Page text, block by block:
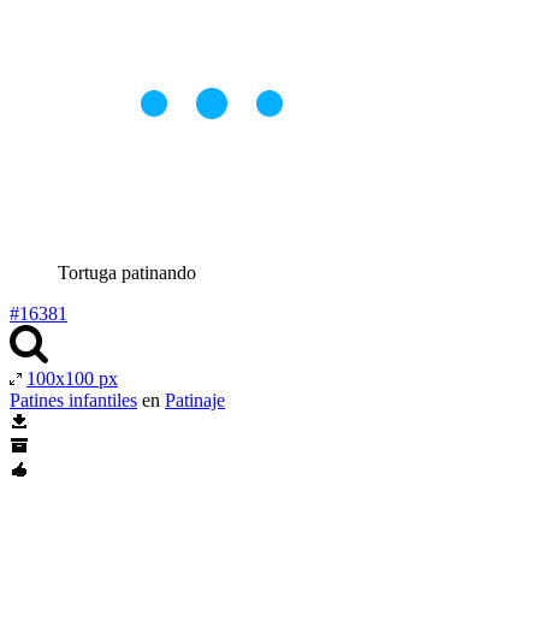
Tortuga patinando
#16381
100x100 px
Patines infantiles en Patinaje